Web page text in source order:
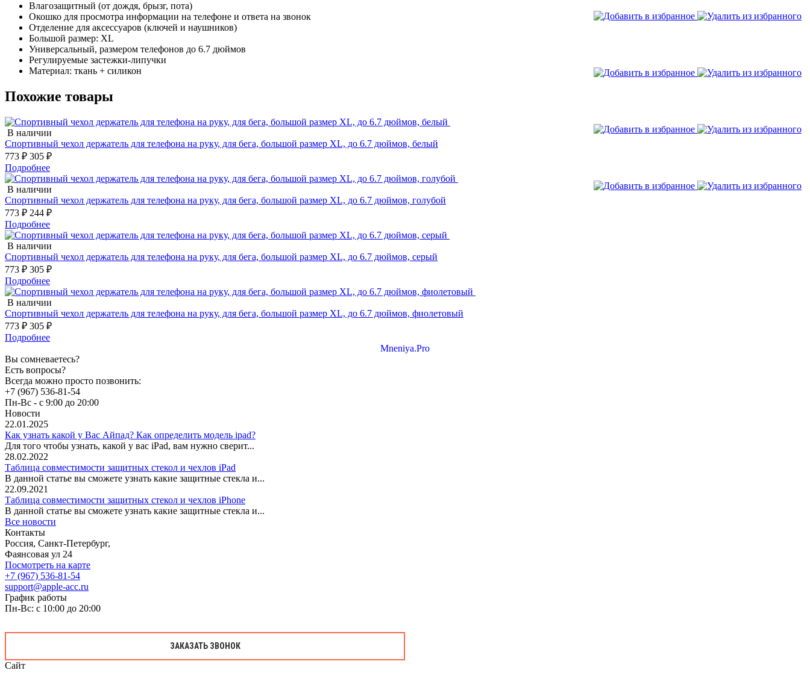
Влагозащитный (от дождя, брызг, пота)
Окошко для просмотра информации на телефоне и ответа на звонок
Отделение для аксессуаров (ключей и наушников)
Большой размер: XL
Универсальный, размером телефонов до 6.7 дюймов
Регулируемые застежки-липучки
Материал: ткань + силикон
Похожие товары
В наличии
Спортивный чехол держатель для телефона на руку, для бега, большой размер XL, до 6.7 дюймов, белый
773 ₽ 305 ₽
Подробнее
В наличии
Спортивный чехол держатель для телефона на руку, для бега, большой размер XL, до 6.7 дюймов, голубой
773 ₽ 244 ₽
Подробнее
В наличии
Спортивный чехол держатель для телефона на руку, для бега, большой размер XL, до 6.7 дюймов, серый
773 ₽ 305 ₽
Подробнее
В наличии
Спортивный чехол держатель для телефона на руку, для бега, большой размер XL, до 6.7 дюймов, фиолетовый
773 ₽ 305 ₽
Подробнее
Mneniya.Pro
Вы сомневаетесь?
Есть вопросы?
Всегда можно просто позвонить:
+7 (967) 536-81-54
Пн-Вс - с 9:00 до 20:00
Новости
22.01.2025
Как узнать какой у Вас Айпад? Как определить модель ipad?
Для того чтобы узнать, какой у вас iPad, вам нужно сверит...
28.02.2022
Таблица совместимости защитных стекол и чехлов iPad
В данной статье вы сможете узнать какие защитные стекла и...
22.09.2021
Таблица совместимости защитных стекол и чехлов iPhone
В данной статье вы сможете узнать какие защитные стекла и...
Все новости
Контакты
Россия, Санкт-Петербург,
Фаянсовая ул 24
Посмотреть на карте
+7 (967) 536-81-54
support@apple-acc.ru
График работы
Пн-Вс: с 10:00 до 20:00
ЗАКАЗАТЬ ЗВОНОК
Сайт